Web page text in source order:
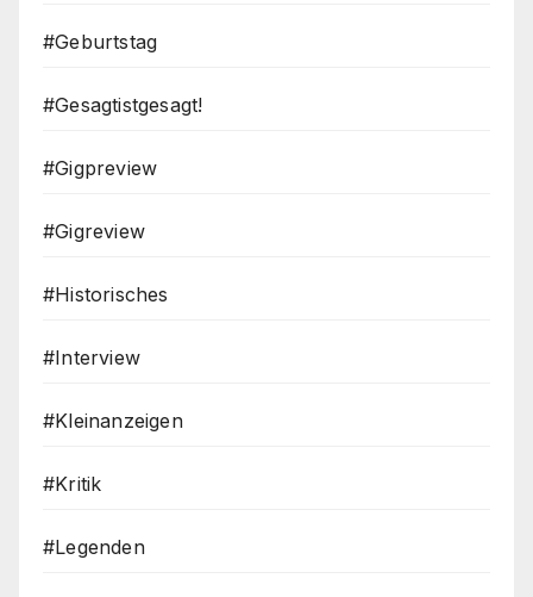
#Geburtstag
#Gesagtistgesagt!
#Gigpreview
#Gigreview
#Historisches
#Interview
#Kleinanzeigen
#Kritik
#Legenden